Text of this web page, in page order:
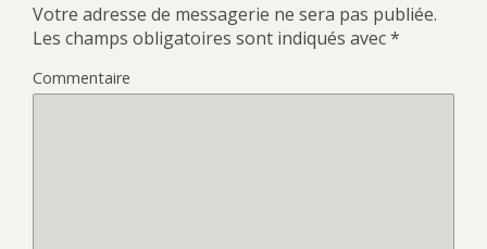
Votre adresse de messagerie ne sera pas publiée.
Les champs obligatoires sont indiqués avec*
Commentaire